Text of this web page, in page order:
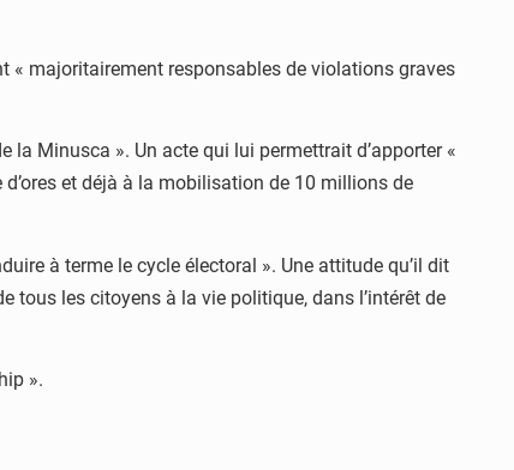
« majoritairement responsables de violations graves
Minusca ». Un acte qui lui permettrait d’apporter «
et déjà à la mobilisation de 10 millions de
à terme le cycle électoral ». Une attitude qu’il dit
tous les citoyens à la vie politique, dans l’intérêt de
».